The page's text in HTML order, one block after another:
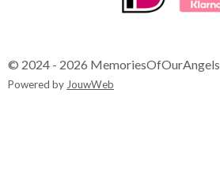
© 2024 - 2026 MemoriesOfOurAngels
Powered byJouwWeb